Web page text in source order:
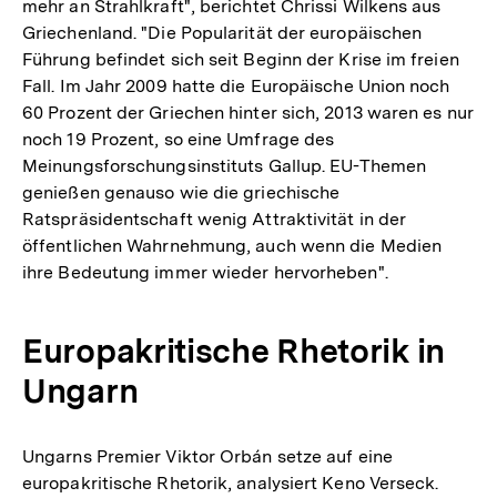
mehr an Strahlkraft", berichtet Chrissi Wilkens aus
Griechenland. "Die Popularität der europäischen
Führung befindet sich seit Beginn der Krise im freien
Fall. Im Jahr 2009 hatte die Europäische Union noch
60 Prozent der Griechen hinter sich, 2013 waren es nur
noch 19 Prozent, so eine Umfrage des
Meinungsforschungsinstituts Gallup. EU-Themen
genießen genauso wie die griechische
Ratspräsidentschaft wenig Attraktivität in der
öffentlichen Wahrnehmung, auch wenn die Medien
ihre Bedeutung immer wieder hervorheben".
Europakritische Rhetorik in
Ungarn
Ungarns Premier Viktor Orbán setze auf eine
europakritische Rhetorik, analysiert Keno Verseck.